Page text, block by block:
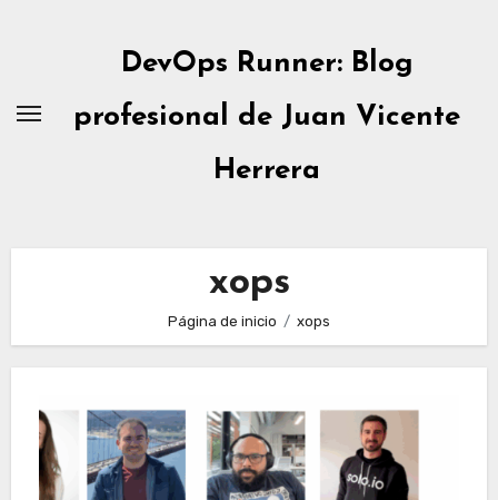
DevOps Runner: Blog
profesional de Juan Vicente
Herrera
xops
Página de inicio xops